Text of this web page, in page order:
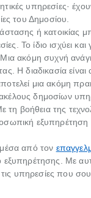
υπηρεσίες· έχουν
του Δημοσίου.
ή κατοικίας
Το ίδιο ισχύει και
ακόμη συχνή
Η διαδικασία είναι
μια ακόμη
δημοσίων
βοήθεια της
εξυπηρέτηση
μέσα από τον
εξυπηρέτησης. Με
υπηρεσίες που σου